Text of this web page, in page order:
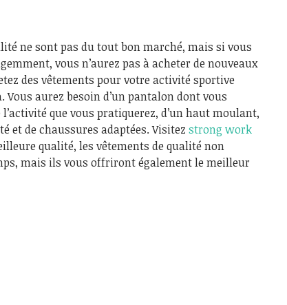
ne sont pas du tout bon marché, mais si vous
vous n’aurez pas à acheter de nouveaux
des vêtements pour votre activité sportive
aurez besoin d’un pantalon dont vous
que vous pratiquerez, d’un haut moulant,
et de chaussures adaptées. Visitez strong work
qualité, les vêtements de qualité non
mais ils vous offriront également le meilleur